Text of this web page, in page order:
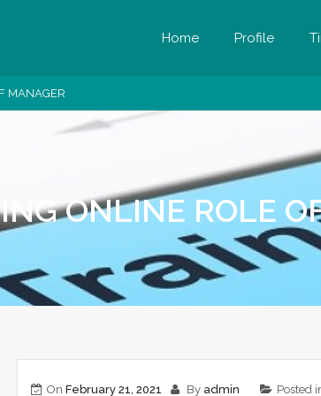
Home Profile
MANAGER
ONLINE ROLE
On February 21, 2021 By admin Posted